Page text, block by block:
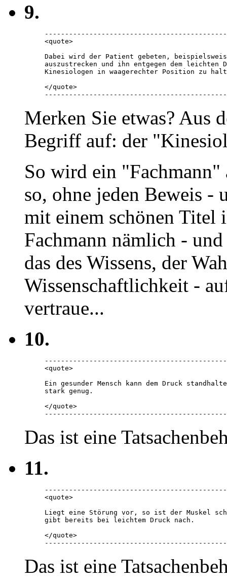
9.
<quote>
Dabei wird der Patient gebeten,
auszustrecken und ihn entgegen dem leichten
Kinesiologen in waagerechter Position zu
</quote>
Merken Sie etwas? Aus
Begriff auf: der
So wird ein "Fachmann"
so, ohne jeden Beweis -
mit einem schönen Titel
Fachmann nämlich -
das des Wissens, der
Wissenschaftlichkeit -
vertraue...
10.
<quote>
Ein gesunder Mensch kann dem Druck
stark genug.
</quote>
Das ist eine
11.
<quote>
Liegt eine Störung vor, so ist der Muskel
gibt bereits bei leichtem Druck nach.
</quote>
Das ist eine